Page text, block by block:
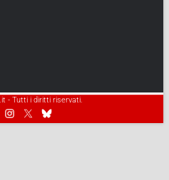
- Tutti i diritti riservati.